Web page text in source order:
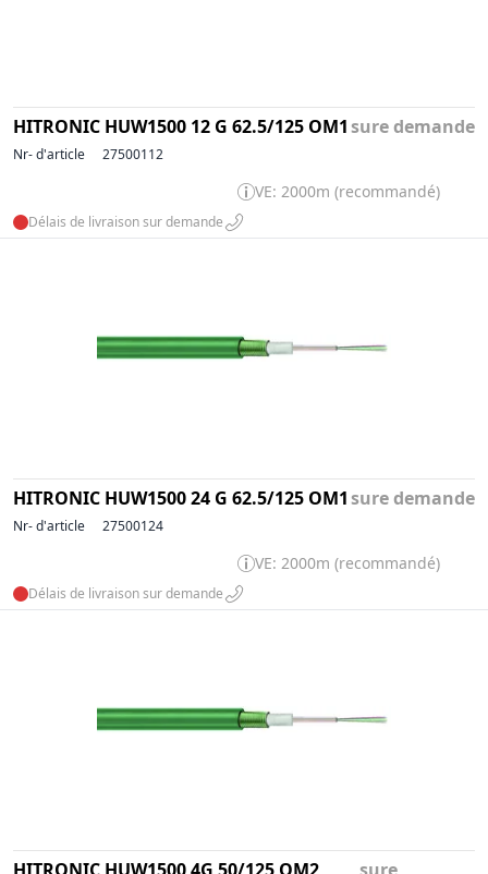
HITRONIC HUW1500 12 G 62.5/125 OM1sure demande
Nr- d'article 27500112
VE: 2000m (recommandé)
Délais de livraison sur demande
HITRONIC HUW1500 24 G 62.5/125 OM1sure demande
Nr- d'article 27500124
VE: 2000m (recommandé)
Délais de livraison sur demande